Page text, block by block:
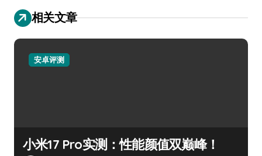
相关文章
安卓评测
小米17 Pro实测：性能颜值双巅峰！